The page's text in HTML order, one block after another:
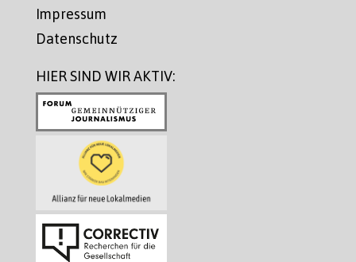
Impressum
Datenschutz
HIER SIND WIR AKTIV: